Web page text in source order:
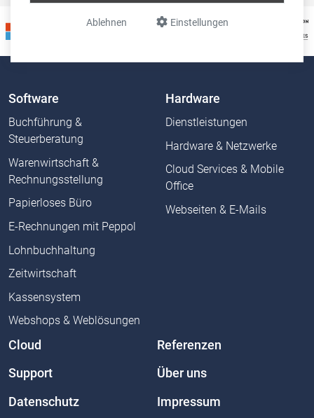
Einstellungen
Ablehnen
Software
Buchführung &
Steuerberatung
Warenwirtschaft &
Rechnungsstellung
Papierloses Büro
E-Rechnungen mit Peppol
Lohnbuchhaltung
Zeitwirtschaft
Kassensystem
Webshops & Weblösungen
Hardware
Dienstleistungen
Hardware & Netzwerke
Cloud Services & Mobile
Office
Webseiten & E-Mails
Cloud Referenzen
Support Über uns
Datenschutz Impressum